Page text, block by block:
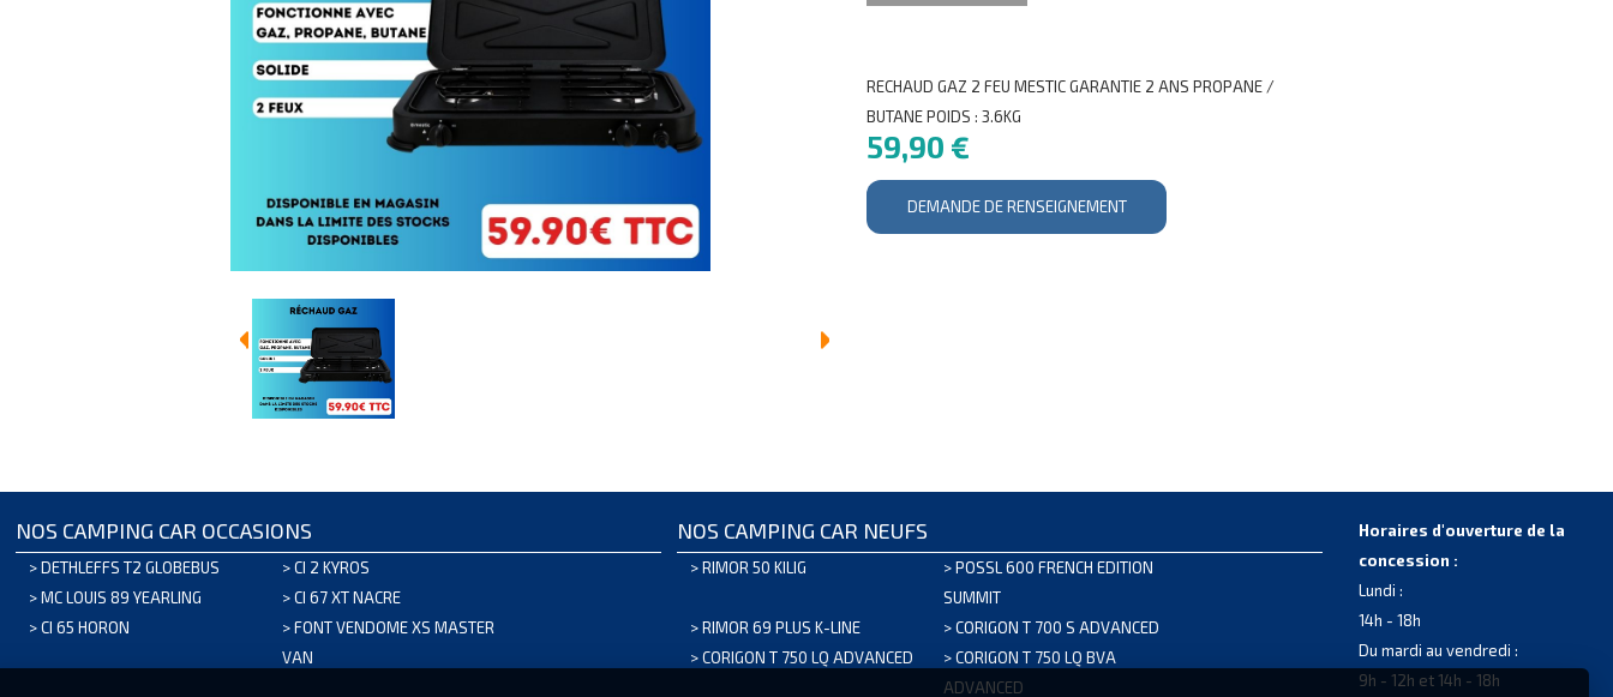
RECHAUD GAZ 2 FEU MESTIC GARANTIE 2 ANS PROPANE /
BUTANE POIDS : 3.6KG
59,90 €
DEMANDE DE RENSEIGNEMENT
NOS CAMPING CAR OCCASIONS
>DETHLEFFS T2 GLOBEBUS >CI 2 KYROS
>MC LOUIS 89 YEARLING >CI 67 XT NACRE
>CI 65 HORON >FONT VENDOME XS MASTER
VAN
NOS CAMPING CAR NEUFS
>RIMOR 50 KILIG >POSSL 600 FRENCH EDITION
SUMMIT
>RIMOR 69 PLUS K-LINE >CORIGON T 700 S ADVANCED
>CORIGON T 750 LQ ADVANCED >CORIGON T 750 LQ BVA
ADVANCED
Horaires d'ouverture de la
concession :
Lundi :
14h - 18h
Du mardi au vendredi :
9h - 12h et 14h - 18h